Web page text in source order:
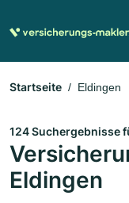
Startseite Eldingen
124 Suchergebnisse
Eldingen